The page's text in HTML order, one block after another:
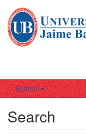
Search
Search